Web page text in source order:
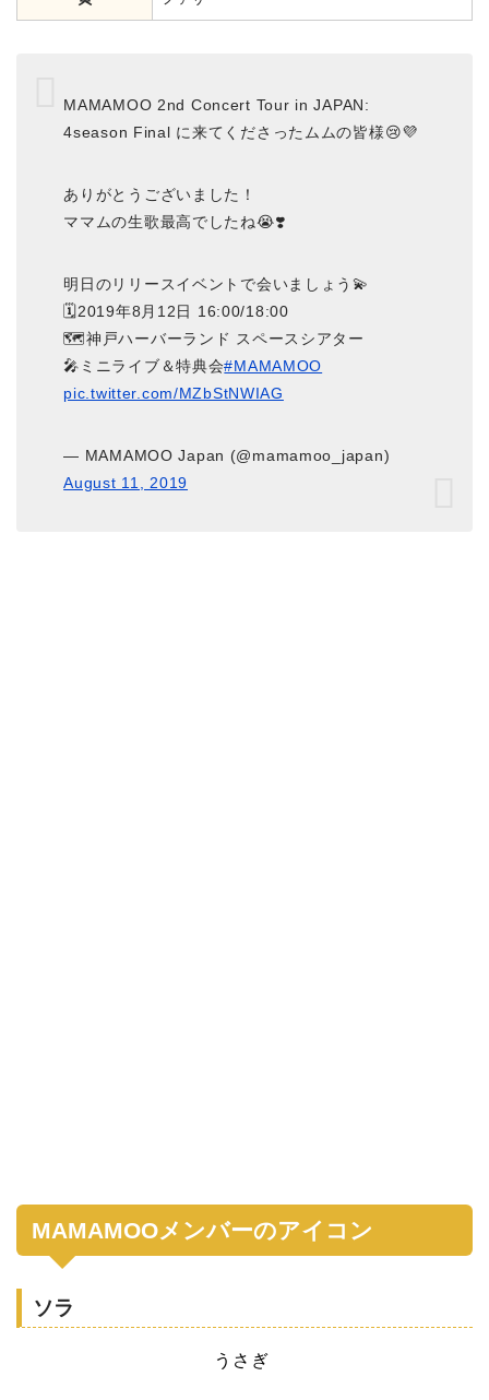
MAMAMOO 2nd Concert Tour in JAPAN:
4season Final に来てくださったムムの皆様😢💜
ありがとうございました！
ママムの生歌最高でしたね😭❣️
明日のリリースイベントで会いましょう💫
🗓2019年8月12日 16:00/18:00
🗺神戸ハーバーランド スペースシアター
🎤ミニライブ＆特典会#MAMAMOO
pic.twitter.com/MZbStNWIAG
— MAMAMOO Japan (@mamamoo_japan)
August 11, 2019
MAMAMOOメンバーのアイコン
ソラ
うさぎ